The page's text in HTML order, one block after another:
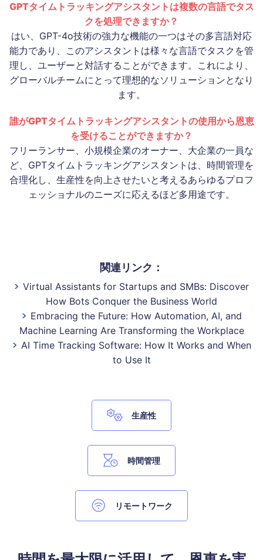
GPTタイムトラッキングアシスタントは複数の言語でタス
クを処理できますか？
はい、GPT-4o技術の強力な機能の一つはその多言語対応
能力であり、このアシスタントは様々な言語でタスクを管
理し、ユーザーと対話することができます。これにより、
グローバルチームにとって理想的なソリューションとなり
ます。
誰がGPTタイムトラッキングアシスタントの使用から恩恵
を受けることができますか？
フリーランサー、小規模企業のオーナー、大企業の一員な
ど、GPTタイムトラッキングアシスタントは、時間管理を
合理化し、生産性を向上させたいと考えるあらゆるプロフ
ェッショナルのニーズに応えるほど多用途です。
関連リンク：
Virtual Assistants for Startups and SMBs: Discover
How Bots Conquer the Business World
Embracing the Future: How Automation, AI, and
Machine Learning Are Transforming the Workplace
AI Time Tracking Software: How It Works and When
to Use It
生産性
時間管理
リモートワーク